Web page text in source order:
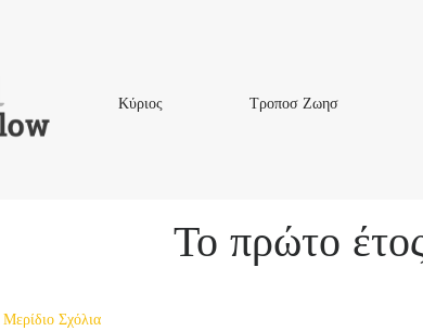
Κύριος Τροποσ ΖωησΤροποσ
Το πρώτο
Μερίδιο Σχόλια